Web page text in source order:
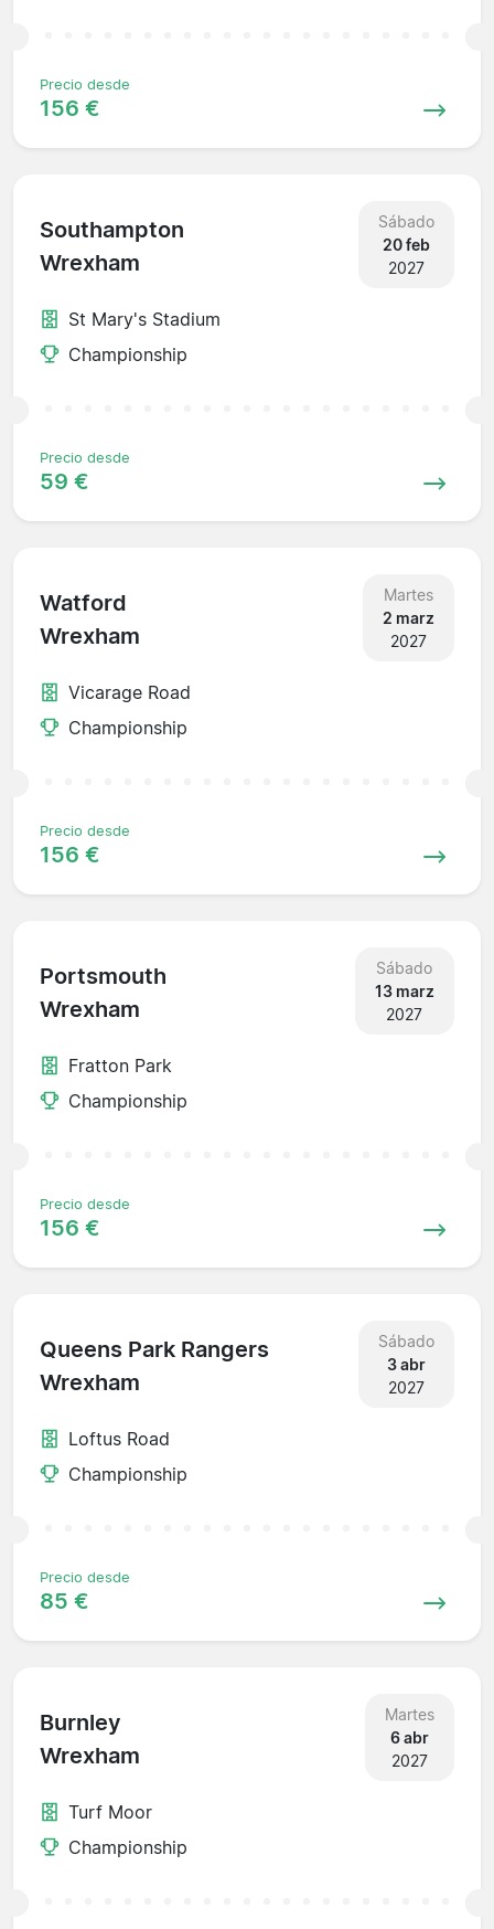
Precio desde
156 €
Southampton
Wrexham
Sábado
20 feb
2027
St Mary's Stadium
Championship
Precio desde
59 €
Watford
Wrexham
Martes
2 marz
2027
Vicarage Road
Championship
Precio desde
156 €
Portsmouth
Wrexham
Sábado
13 marz
2027
Fratton Park
Championship
Precio desde
156 €
Queens Park Rangers
Wrexham
Sábado
3 abr
2027
Loftus Road
Championship
Precio desde
85 €
Burnley
Wrexham
Martes
6 abr
2027
Turf Moor
Championship